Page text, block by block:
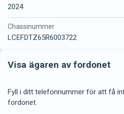
2024
Chassinummer
LCEFDTZ65R6003722
Visa ägaren av fordonet
Fyll i ditt telefonnummer för att få
fordonet.